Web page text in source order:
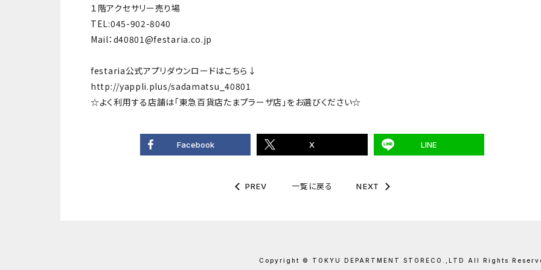
１階アクセサリー売り場
TEL:045-902-8040
Mail：d40801@festaria.co.jp
festaria公式アプリダウンロードはこちら↓
http://yappli.plus/sadamatsu_40801
☆よく利用する店舗は「東急百貨店たまプラーザ店」をお選びください☆
Facebook X LINE
PREV 一覧に戻る NEXT
Copyright © TOKYU DEPARTMENT STORE CO.,LTD All Rights